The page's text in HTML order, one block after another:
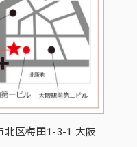
北区梅田1-3-1 大阪